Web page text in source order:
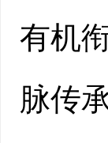
有机
脉传